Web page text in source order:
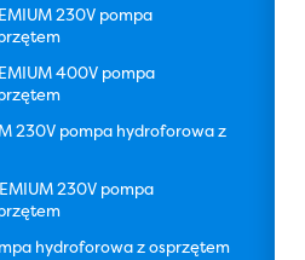
230V pompa
400V pompa
230V pompa hydroforowa z
230V pompa
hydroforowa z osprzętem